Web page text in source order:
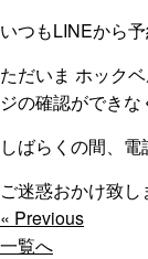
いつもLINEから
ただいま ホック
ジの確認ができな
しばらくの間、電
ご迷惑おかけ致
« Previous
一覧へ